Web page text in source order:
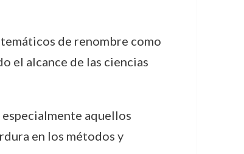
de renombre como
el alcance de las ciencias
aquellos
en los métodos y